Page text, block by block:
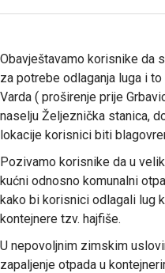
Obavještavamo korisnike da
za potrebe odlaganja luga i
Varda ( proširenje prije
naselju Željeznička stanica,
lokacije korisnici biti
Pozivamo korisnike da u
kućni odnosno komunalni
kako bi korisnici odlagali lug
kontejnere tzv. hajfiše.
U nepovoljnim zimskim
zapaljenje otpada u